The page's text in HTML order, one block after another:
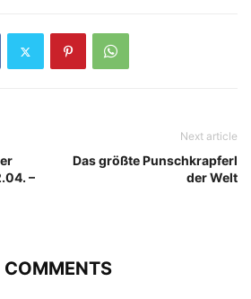
–
Next article
Das größte Punschkrapferl
der Welt
COMMENTS